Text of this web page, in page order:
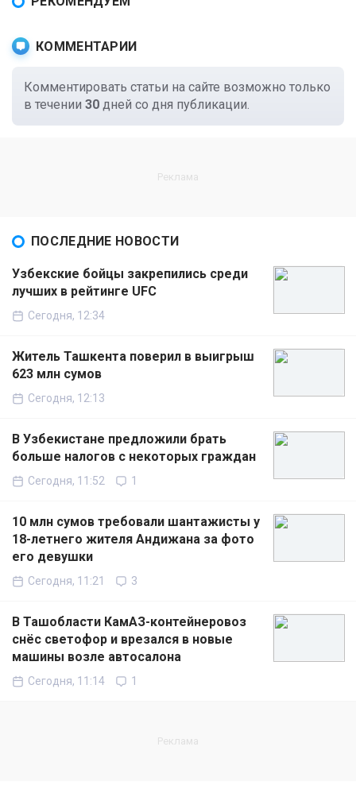
КОММЕНТАРИИ
Комментировать статьи на сайте возможно только
в течении 30 дней со дня публикации.
ПОСЛЕДНИЕ НОВОСТИ
Узбекские бойцы закрепились среди
лучших в рейтинге UFC
Сегодня, 12:34
Житель Ташкента поверил в выигрыш
623 млн сумов
Сегодня, 12:13
В Узбекистане предложили брать
больше налогов с некоторых граждан
Сегодня, 11:52 1
10 млн сумов требовали шантажисты у
18-летнего жителя Андижана за фото
его девушки
Сегодня, 11:21 3
В Ташобласти КамАЗ-контейнеровоз
снёс светофор и врезался в новые
машины возле автосалона
Сегодня, 11:14 1